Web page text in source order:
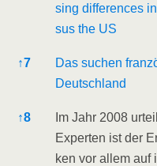
sing dif­fe­ren­ces
sus the US
↑7
Das suchen
Deutschland
↑8
Im Jahr 2008
Exper­ten ist der
ken vor allem